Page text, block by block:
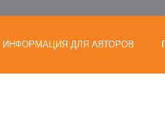
ИНФОРМАЦИЯ ДЛЯ АВТОРОВ